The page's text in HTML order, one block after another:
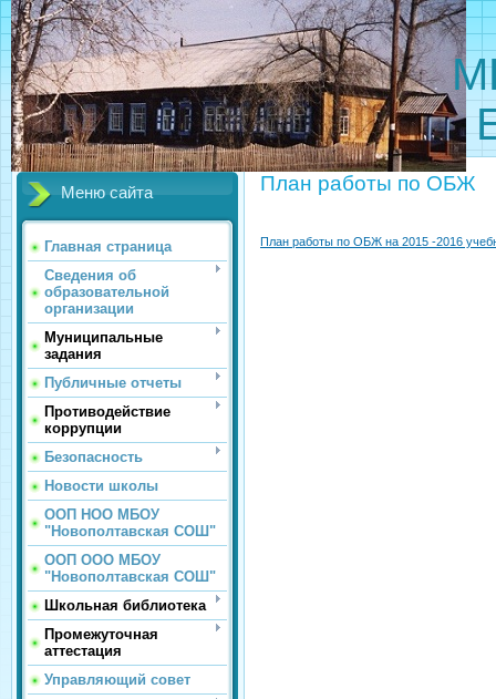
МБОУ
Меню сайта
Главная страница
Сведения об
образовательной
организации
Муниципальные
задания
Публичные отчеты
Противодействие
коррупции
Безопасность
Новости школы
ООП НОО МБОУ
"Новополтавская СОШ"
ООП ООО МБОУ
"Новополтавская СОШ"
Школьная библиотека
Промежуточная
аттестация
Управляющий совет
План работы по ОБЖ
План работы по ОБЖ на 2015 -2016